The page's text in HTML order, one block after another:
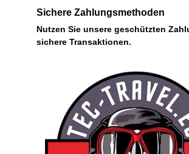
Sichere Zahlungsmethoden
Nutzen Sie unsere geschützten
sichere Transaktionen.